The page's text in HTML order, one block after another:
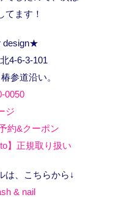
てます！
design★
4-6-3-101
参道沿い。
0050
ジ
約&クーポン
】正規取り扱い
は、こちらから↓
& nail